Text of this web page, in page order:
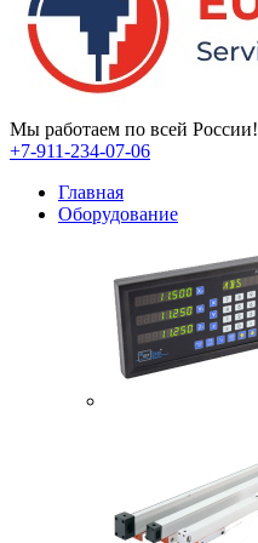
Мы работаем по всей России!
+7-911-234-07-06
Главная
Оборудование